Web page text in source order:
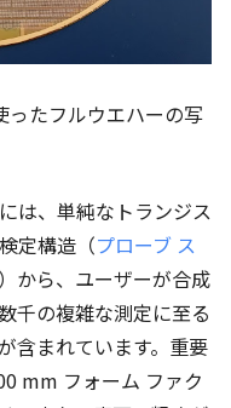
ったフルウエハーの写
は、単純なトランジス
定構造（プローブ ス
から、ユーザーが合成
千の複雑な測定に至る
含まれています。重要
mm フォーム ファク